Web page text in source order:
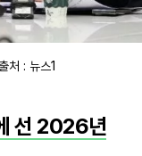
출처 : 뉴스1
선 2026년